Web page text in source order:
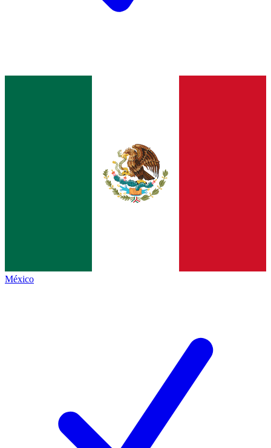
México